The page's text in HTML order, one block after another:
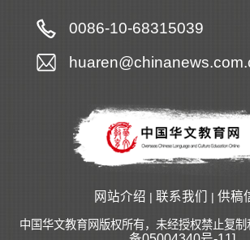
0086-10-68315039
网站介绍 | 联系我们 | 供稿
中国华文教育网版权所有，未经授权禁止复制